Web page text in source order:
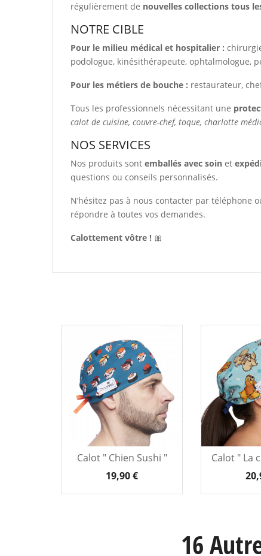
régulièrement de nouvelles collections tous
NOTRE CIBLE
Pour le milieu médical et hospitalier :
podologue, kinésithérapeute, ophtalmologue,
Pour les métiers de bouche : restaurateur,
Tous les professionnels nécessitant une
calot de cuisine, couvre-chef, toque, charlotte
NOS SERVICES
Nos produits sont emballés avec soin et
questions ou conseils personnalisés.
N’hésitez pas à nous contacter par téléphone
répondre à toutes vos demandes.
Calottement vôtre ! 🎀
Calot " Chien Sushi "
19,90 €
Calot " La
16